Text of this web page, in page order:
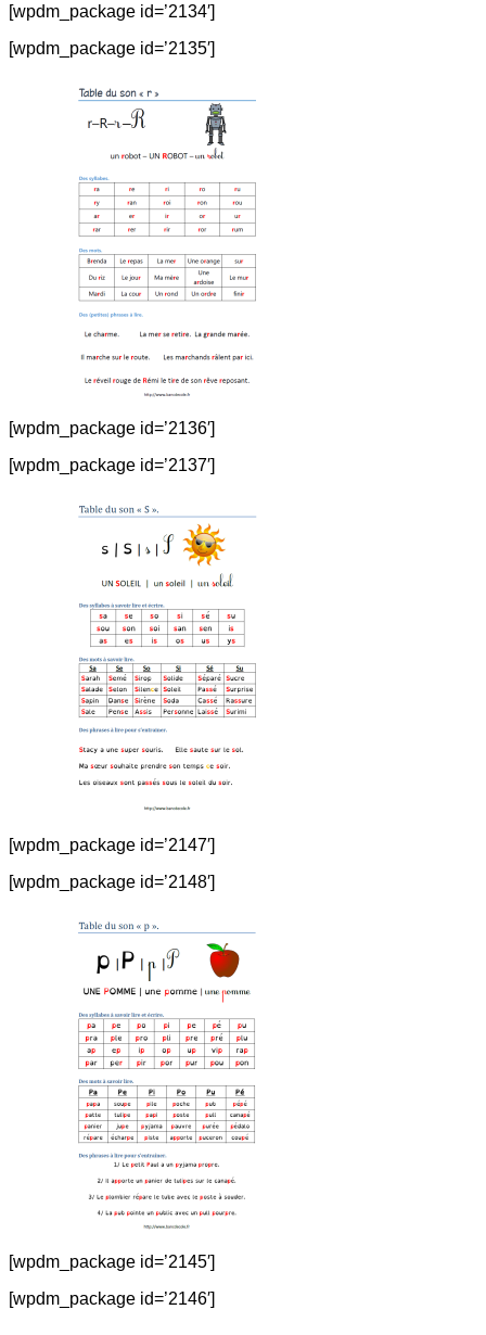
[wpdm_package id=’2134′]
[wpdm_package id=’2135′]
[wpdm_package id=’2136′]
[wpdm_package id=’2137′]
[wpdm_package id=’2147′]
[wpdm_package id=’2148′]
[wpdm_package id=’2145′]
[wpdm_package id=’2146′]